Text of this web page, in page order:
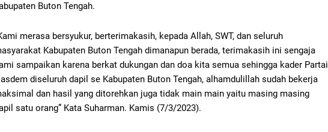
Buton Tengah.
merasa bersyukur, berterimakasih, kepada Allah, SWT, dan seluruh
Kabupaten Buton Tengah dimanapun berada, terimakasih ini sengaja
sampaikan karena berkat dukungan dan doa kita semua sehingga kader Partai
diseluruh dapil se Kabupaten Buton Tengah, alhamdulillah sudah bekerja
dan hasil yang ditorehkan juga tidak main main yaitu masing masing
satu orang” Kata Suharman. Kamis (7/3/2023).